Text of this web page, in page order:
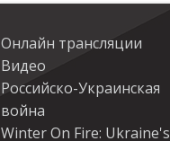
Онлайн трансляции
Видео
Российско-Украинская
война
Winter On Fire: Ukraine's